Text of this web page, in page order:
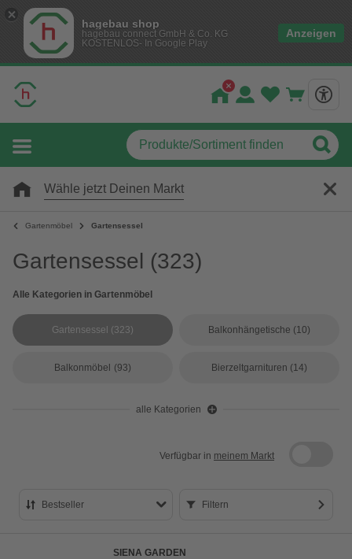
hagebau shop
hagebau connect GmbH & Co. KG
KOSTENLOS- In Google Play
Anzeigen
Wähle jetzt Deinen Markt
Gartenmöbel Gartensessel
Gartensessel (323)
Alle Kategorien in Gartenmöbel
Gartensessel (323) Balkonhängetische (10)
Balkonmöbel (93) Bierzeltgarnituren (14)
alle Kategorien
Verfügbar in meinem Markt
Bestseller Filtern
SIENA GARDEN